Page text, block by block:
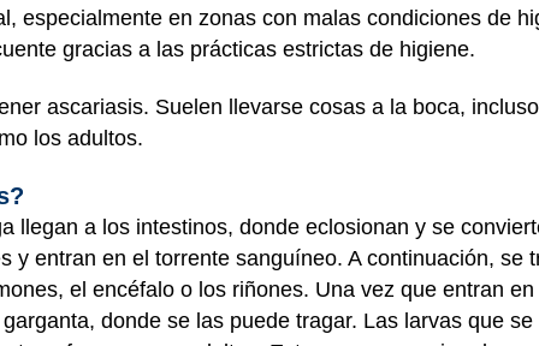
especialmente en zonas con malas condiciones de
gracias a las prácticas estrictas de higiene.
ascariasis. Suelen llevarse cosas a la boca,
los adultos.
llegan a los intestinos, donde eclosionan y se
y entran en el torrente sanguíneo. A continuación, se
el encéfalo o los riñones. Una vez que entran
donde se las puede tragar. Las larvas que